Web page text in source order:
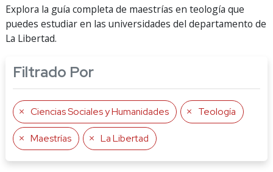
Explora la guía completa de maestrías en teología que
puedes estudiar en las universidades del departamento de
La Libertad.
Filtrado Por
Ciencias Sociales y Humanidades Teología
Maestrías La Libertad